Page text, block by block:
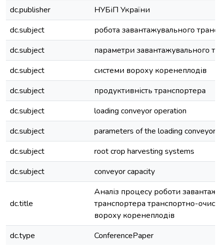
dc.publisher
НУБіП України
dc.subject
робота завантажувального
dc.subject
параметри завантажувального
dc.subject
системи вороху коренеплодів
dc.subject
продуктивність транспортера
dc.subject
loading conveyor operation
dc.subject
parameters of the loading conveyor
dc.subject
root crop harvesting systems
dc.subject
conveyor capacity
dc.title
Аналіз процесу роботи
транспортера транспортно-
вороху коренеплодів
dc.type
ConferencePaper